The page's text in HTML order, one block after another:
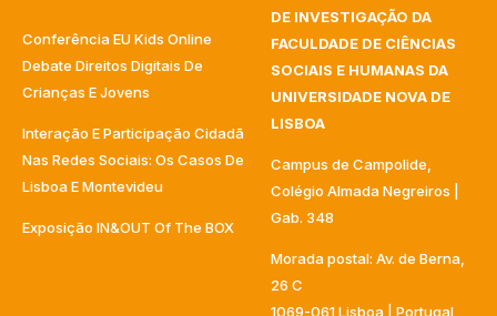
Conferência EU Kids Online
Debate Direitos Digitais De
Crianças E Jovens
Interação E Participação Cidadã
Nas Redes Sociais: Os Casos De
Lisboa E Montevideu
Exposição IN&OUT Of The BOX
DE INVESTIGAÇÃO DA
FACULDADE DE CIÊNCIAS
SOCIAIS E HUMANAS DA
UNIVERSIDADE NOVA DE
LISBOA
Campus de Campolide,
Colégio Almada Negreiros |
Gab. 348
Morada postal: Av. de Berna,
26 C
1069-061 Lisboa | Portugal